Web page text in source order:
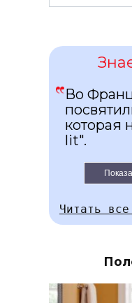
Во
которая
lit".
Читать